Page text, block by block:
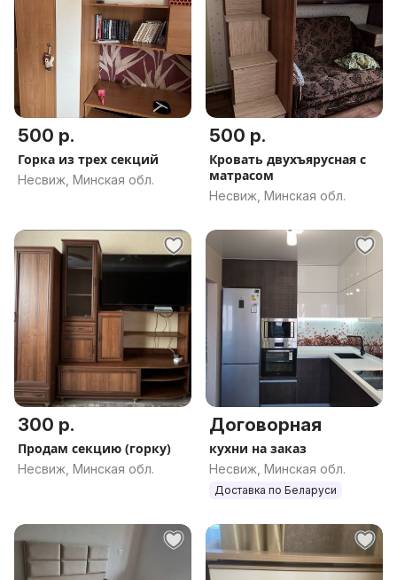
500 р.
Горка из трех секций
Несвиж, Минская обл.
500 р.
Кровать двухъярусная с
матрасом
Несвиж, Минская обл.
300 р.
Продам секцию (горку)
Несвиж, Минская обл.
Договорная
кухни на заказ
Несвиж, Минская обл.
Доставка по Беларуси